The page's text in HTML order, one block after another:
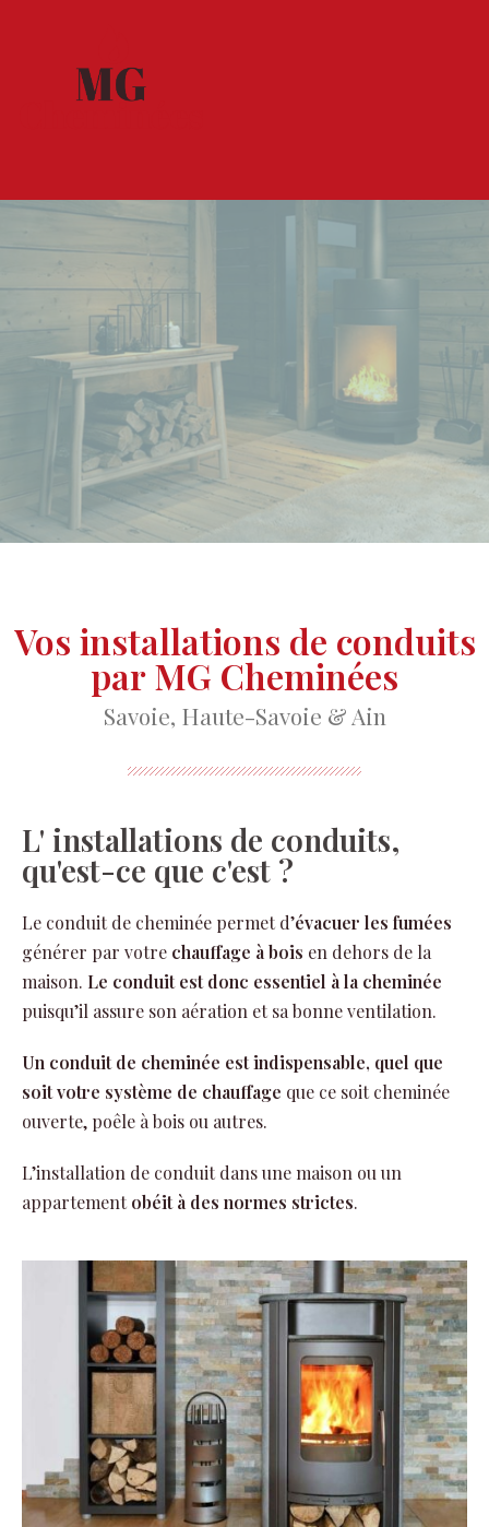
Vos installations de conduits
par MG Cheminées
Savoie, Haute-Savoie & Ain
L' installations de conduits,
qu'est-ce que c'est ?
Le conduit de cheminée permet d’évacuer les fumées
générer par votre chauffage à bois en dehors de la
maison. Le conduit est donc essentiel à la cheminée
puisqu’il assure son aération et sa bonne ventilation.
Un conduit de cheminée est indispensable, quel que
soit votre système de chauffage que ce soit cheminée
ouverte, poêle à bois ou autres.
L’installation de conduit dans une maison ou un
appartementobéit à des normes strictes.